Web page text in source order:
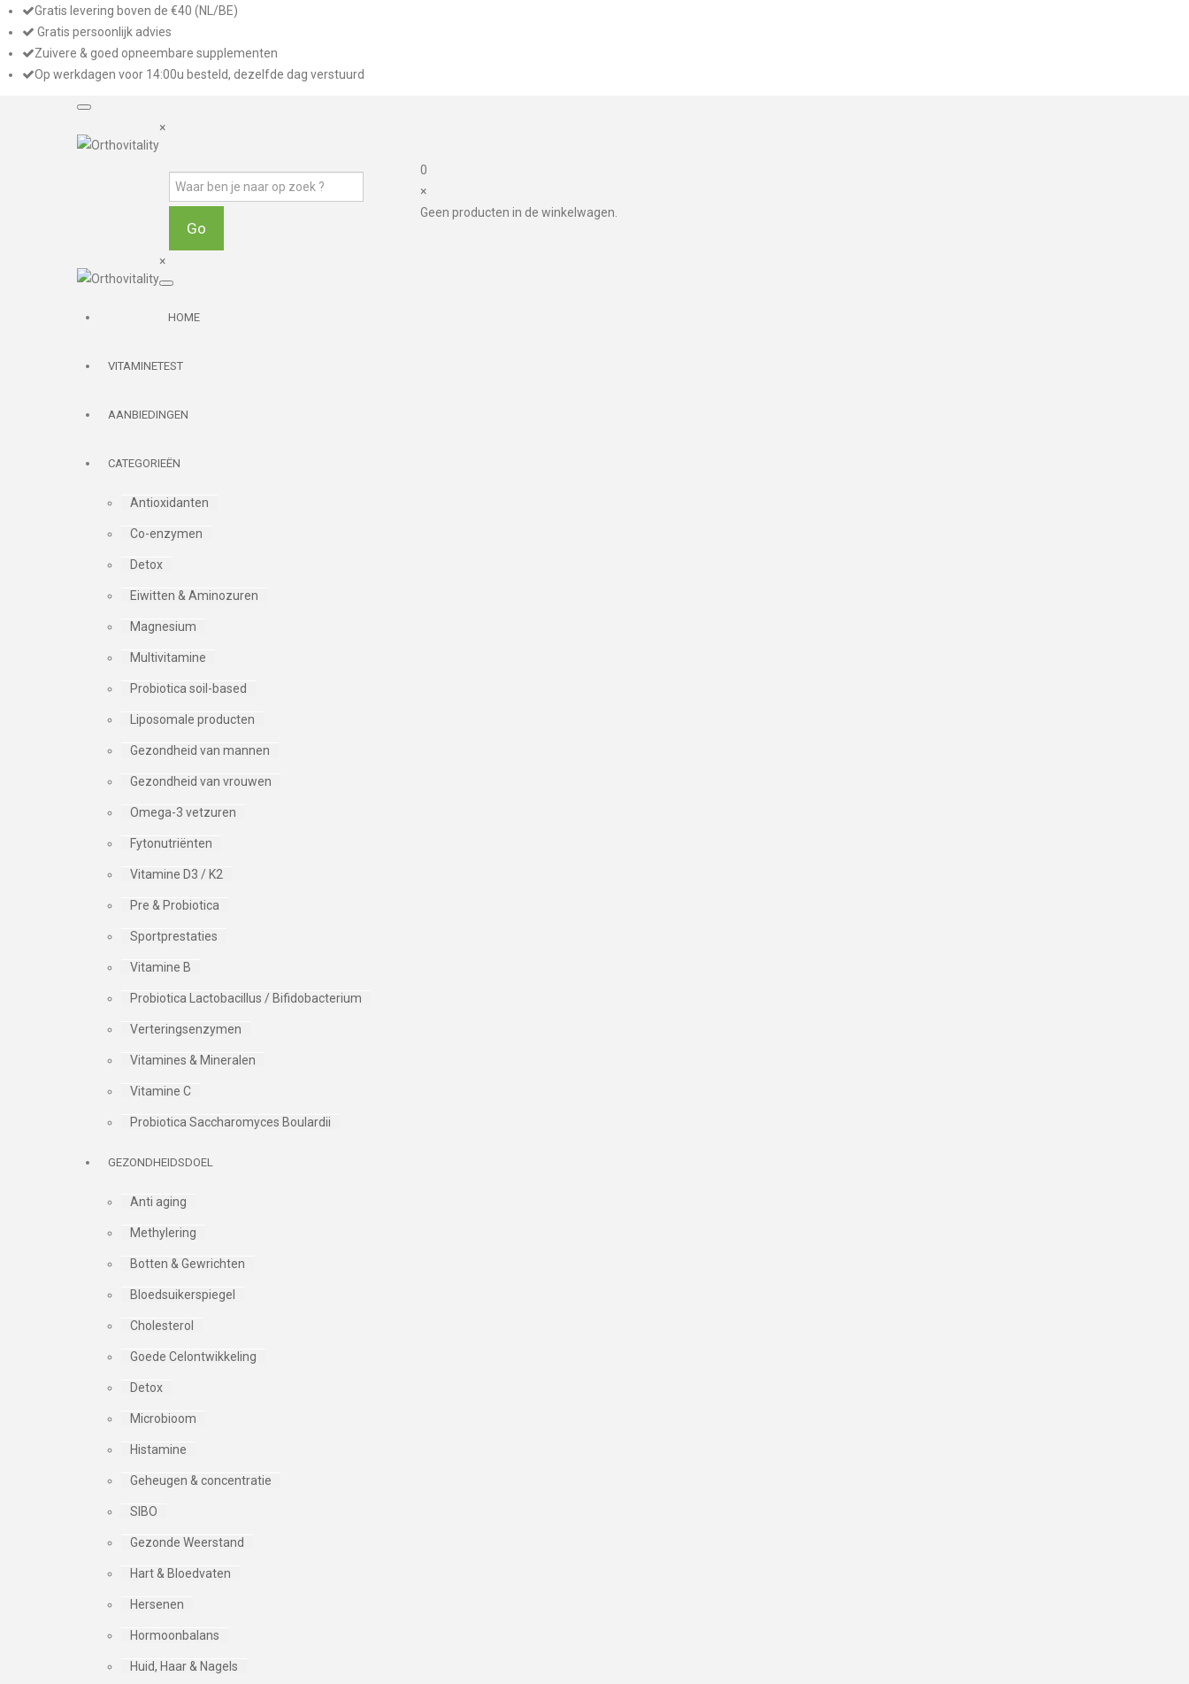
Gratis levering boven de €40 (NL/BE)
Gratis persoonlijk advies
Zuivere & goed opneembare supplementen
Op werkdagen voor 14:00u besteld, dezelfde dag verstuurd
×
0
×
Geen producten in de winkelwagen.
×
HOME
VITAMINETEST
AANBIEDINGEN
CATEGORIEËN
Antioxidanten
Co-enzymen
Detox
Eiwitten & Aminozuren
Magnesium
Multivitamine
Probiotica soil-based
Liposomale producten
Gezondheid van mannen
Gezondheid van vrouwen
Omega-3 vetzuren
Fytonutriënten
Vitamine D3 / K2
Pre & Probiotica
Sportprestaties
Vitamine B
Probiotica Lactobacillus / Bifidobacterium
Verteringsenzymen
Vitamines & Mineralen
Vitamine C
Probiotica Saccharomyces Boulardii
GEZONDHEIDSDOEL
Anti aging
Methylering
Botten & Gewrichten
Bloedsuikerspiegel
Cholesterol
Goede Celontwikkeling
Detox
Microbioom
Histamine
Geheugen & concentratie
SIBO
Gezonde Weerstand
Hart & Bloedvaten
Hersenen
Hormoonbalans
Huid, Haar & Nagels